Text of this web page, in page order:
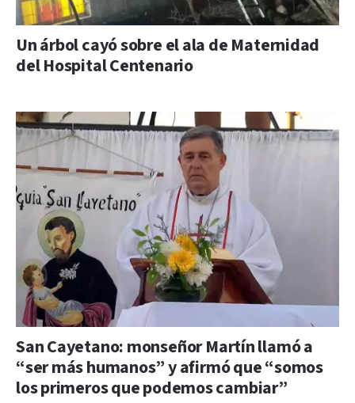
Un árbol cayó sobre el ala de Maternidad
del Hospital Centenario
San Cayetano: monseñor Martín llamó a
“ser más humanos” y afirmó que “somos
los primeros que podemos cambiar”